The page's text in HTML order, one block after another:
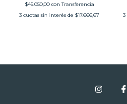
$45.050,00 con Transferencia
3 cuotas sin interés de $17.666,67
3